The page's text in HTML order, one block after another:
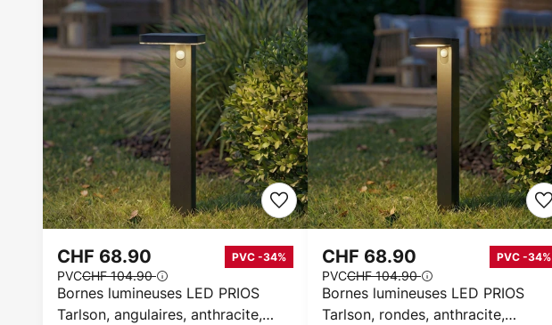
Bornes lumineuses LED PRIOS
Tarlson, angulaires, anthracite,
CHF 68.90 PVC -34%
PVCCHF 104.90
Bornes lumineuses LED PRIOS
Tarlson, rondes, anthracite,
CHF 68.90 PVC -34%
PVCCHF 104.90